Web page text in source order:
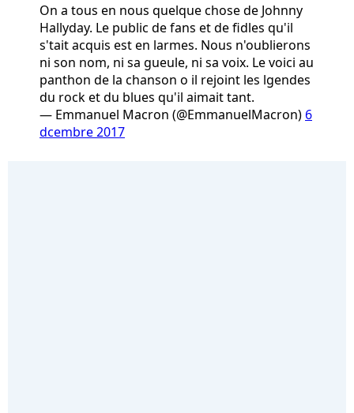
On a tous en nous quelque chose de Johnny
Hallyday. Le public de fans et de fidles qu'il
s'tait acquis est en larmes. Nous n'oublierons
ni son nom, ni sa gueule, ni sa voix. Le voici au
panthon de la chanson o il rejoint les lgendes
du rock et du blues qu'il aimait tant.
— Emmanuel Macron (@EmmanuelMacron) 6
dcembre 2017